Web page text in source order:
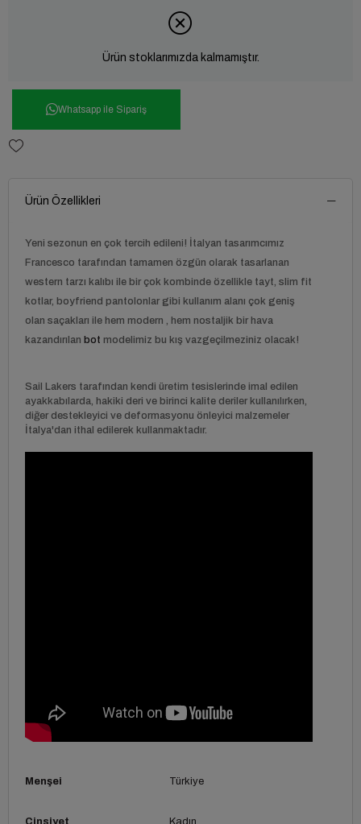
Ürün stoklarımızda kalmamıştır.
Whatsapp ile Sipariş
Ürün Özellikleri
Yeni sezonun en çok tercih edileni! İtalyan tasarımcımız
Francesco tarafından tamamen özgün olarak tasarlanan
western tarzı kalıbı ile bir çok kombinde özellikle tayt, slim fit
kotlar, boyfriend pantolonlar gibi kullanım alanı çok geniş
olan saçakları ile hem modern , hem nostaljik bir hava
kazandırılan bot modelimiz bu kış vazgeçilmeziniz olacak!
Sail Lakers tarafından kendi üretim tesislerinde imal edilen
ayakkabılarda, hakiki deri ve birinci kalite deriler kullanılırken,
diğer destekleyici ve deformasyonu önleyici malzemeler
İtalya'dan ithal edilerek kullanmaktadır.
Menşei Türkiye
Cinsiyet Kadın